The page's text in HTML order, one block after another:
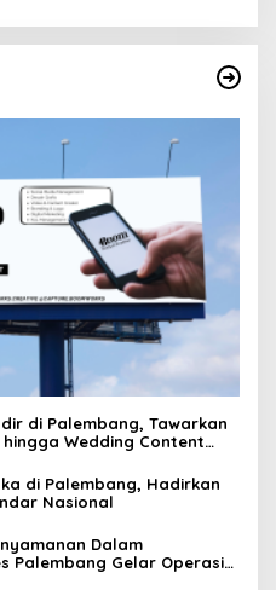
di Palembang, Tawarkan
Wedding Content
di Palembang, Hadirkan
Nasional
Dalam
Palembang Gelar Operasi